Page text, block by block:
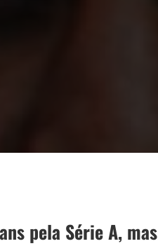
pela Série A, mas